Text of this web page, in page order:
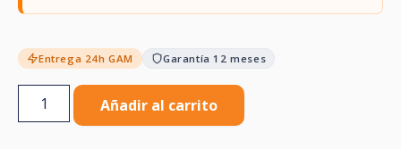
Entrega 24h GAM Garantía 12 meses
Añadir al carrito